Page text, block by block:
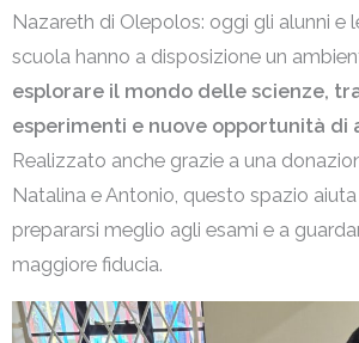
Nazareth di Olepolos: oggi gli alunni e
scuola hanno a disposizione un
esplorare il mondo delle scienze,
esperimenti e nuove opportunità di
Realizzato anche grazie a una
Natalina e Antonio, questo spazio
prepararsi meglio agli esami e a
maggiore fiducia.